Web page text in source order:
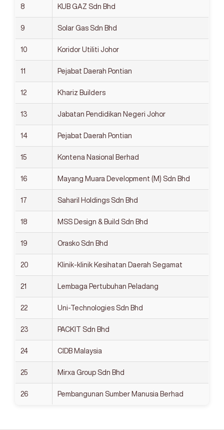
8 KUB GAZ Sdn Bhd
9 Solar Gas Sdn Bhd
10 Koridor Utiliti Johor
11 Pejabat Daerah Pontian
12 Khariz Builders
13 Jabatan Pendidikan Negeri Johor
14 Pejabat Daerah Pontian
15 Kontena Nasional Berhad
16 Mayang Muara Development (M) Sdn Bhd
17 Saharil Holdings Sdn Bhd
18 MSS Design & Build Sdn Bhd
19 Orasko Sdn Bhd
20 Klinik-klinik Kesihatan Daerah Segamat
21 Lembaga Pertubuhan Peladang
22 Uni-Technologies Sdn Bhd
23 PACKIT Sdn Bhd
24 CIDB Malaysia
25 Mirxa Group Sdn Bhd
26 Pembangunan Sumber Manusia Berhad